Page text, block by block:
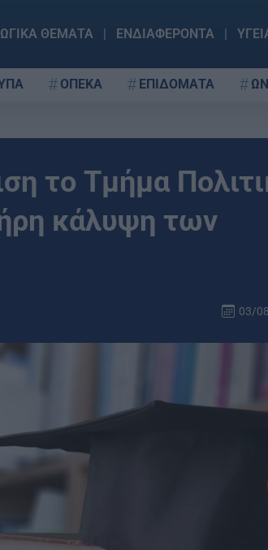
ΘΕΜΑΤΑ ΕΝΔΙΑΦΕΡΟΝΤΑ
ΟΠΕΚΑ ΕΠΙΔΟΜΑΤΑ
το Τμήμα
κάλυψη των
03/